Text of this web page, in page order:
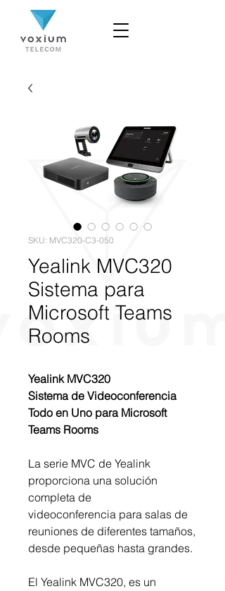
SKU: MVC320-C3-050
Yealink MVC320
Sistema para
Microsoft Teams
Rooms
Yealink MVC320
Sistema de Videoconferencia
Todo en Uno para Microsoft
Teams Rooms
La serie MVC de Yealink
proporciona una solución
completa de
videoconferencia para salas de
reuniones de diferentes tamaños,
desde pequeñas hasta grandes.
El Yealink MVC320, es un